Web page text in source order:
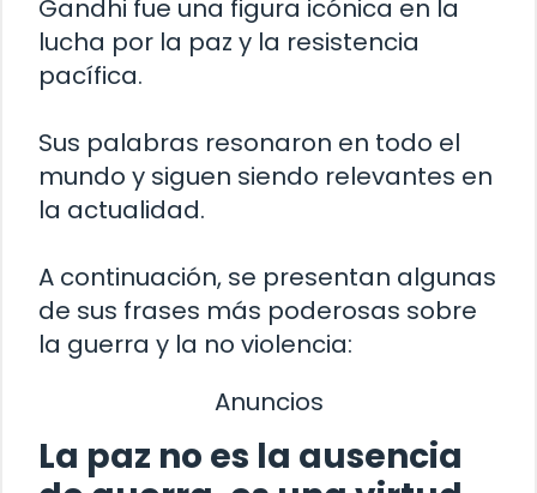
Gandhi fue una figura icónica en la
lucha por la paz y la resistencia
pacífica.
Sus palabras resonaron en todo el
mundo y siguen siendo relevantes en
la actualidad.
A continuación, se presentan algunas
de sus frases más poderosas sobre
la guerra y la no violencia:
Anuncios
La paz no es la ausencia